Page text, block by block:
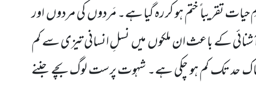
تقریبا ً ختم ہو کر رہ گیا ہے۔ مَردوں کی مردوں اور
کے باعث ان ملکوں میں نسلِ انسانی تیزی سے کم
حد تک کم ہو چکی ہے۔ شہوت پرست لوگ بچے جننے